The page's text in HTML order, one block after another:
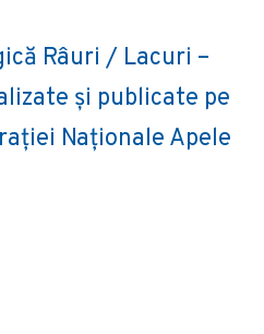
Râuri / Lacuri –
și publicate pe
Naționale Apele